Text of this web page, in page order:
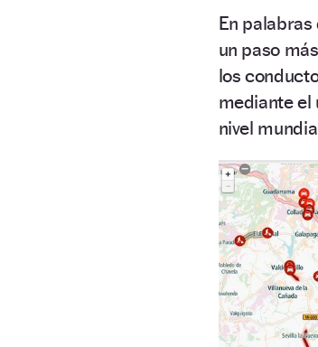
En palabras
un paso
los
mediante el
nivel